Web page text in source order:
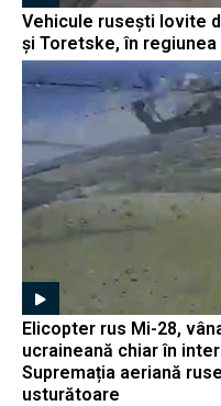
Vehicule rusești lovite
și Toretske, în regiunea
Elicopter rus Mi-28,
ucraineană chiar în
Supremația aeriană
usturătoare